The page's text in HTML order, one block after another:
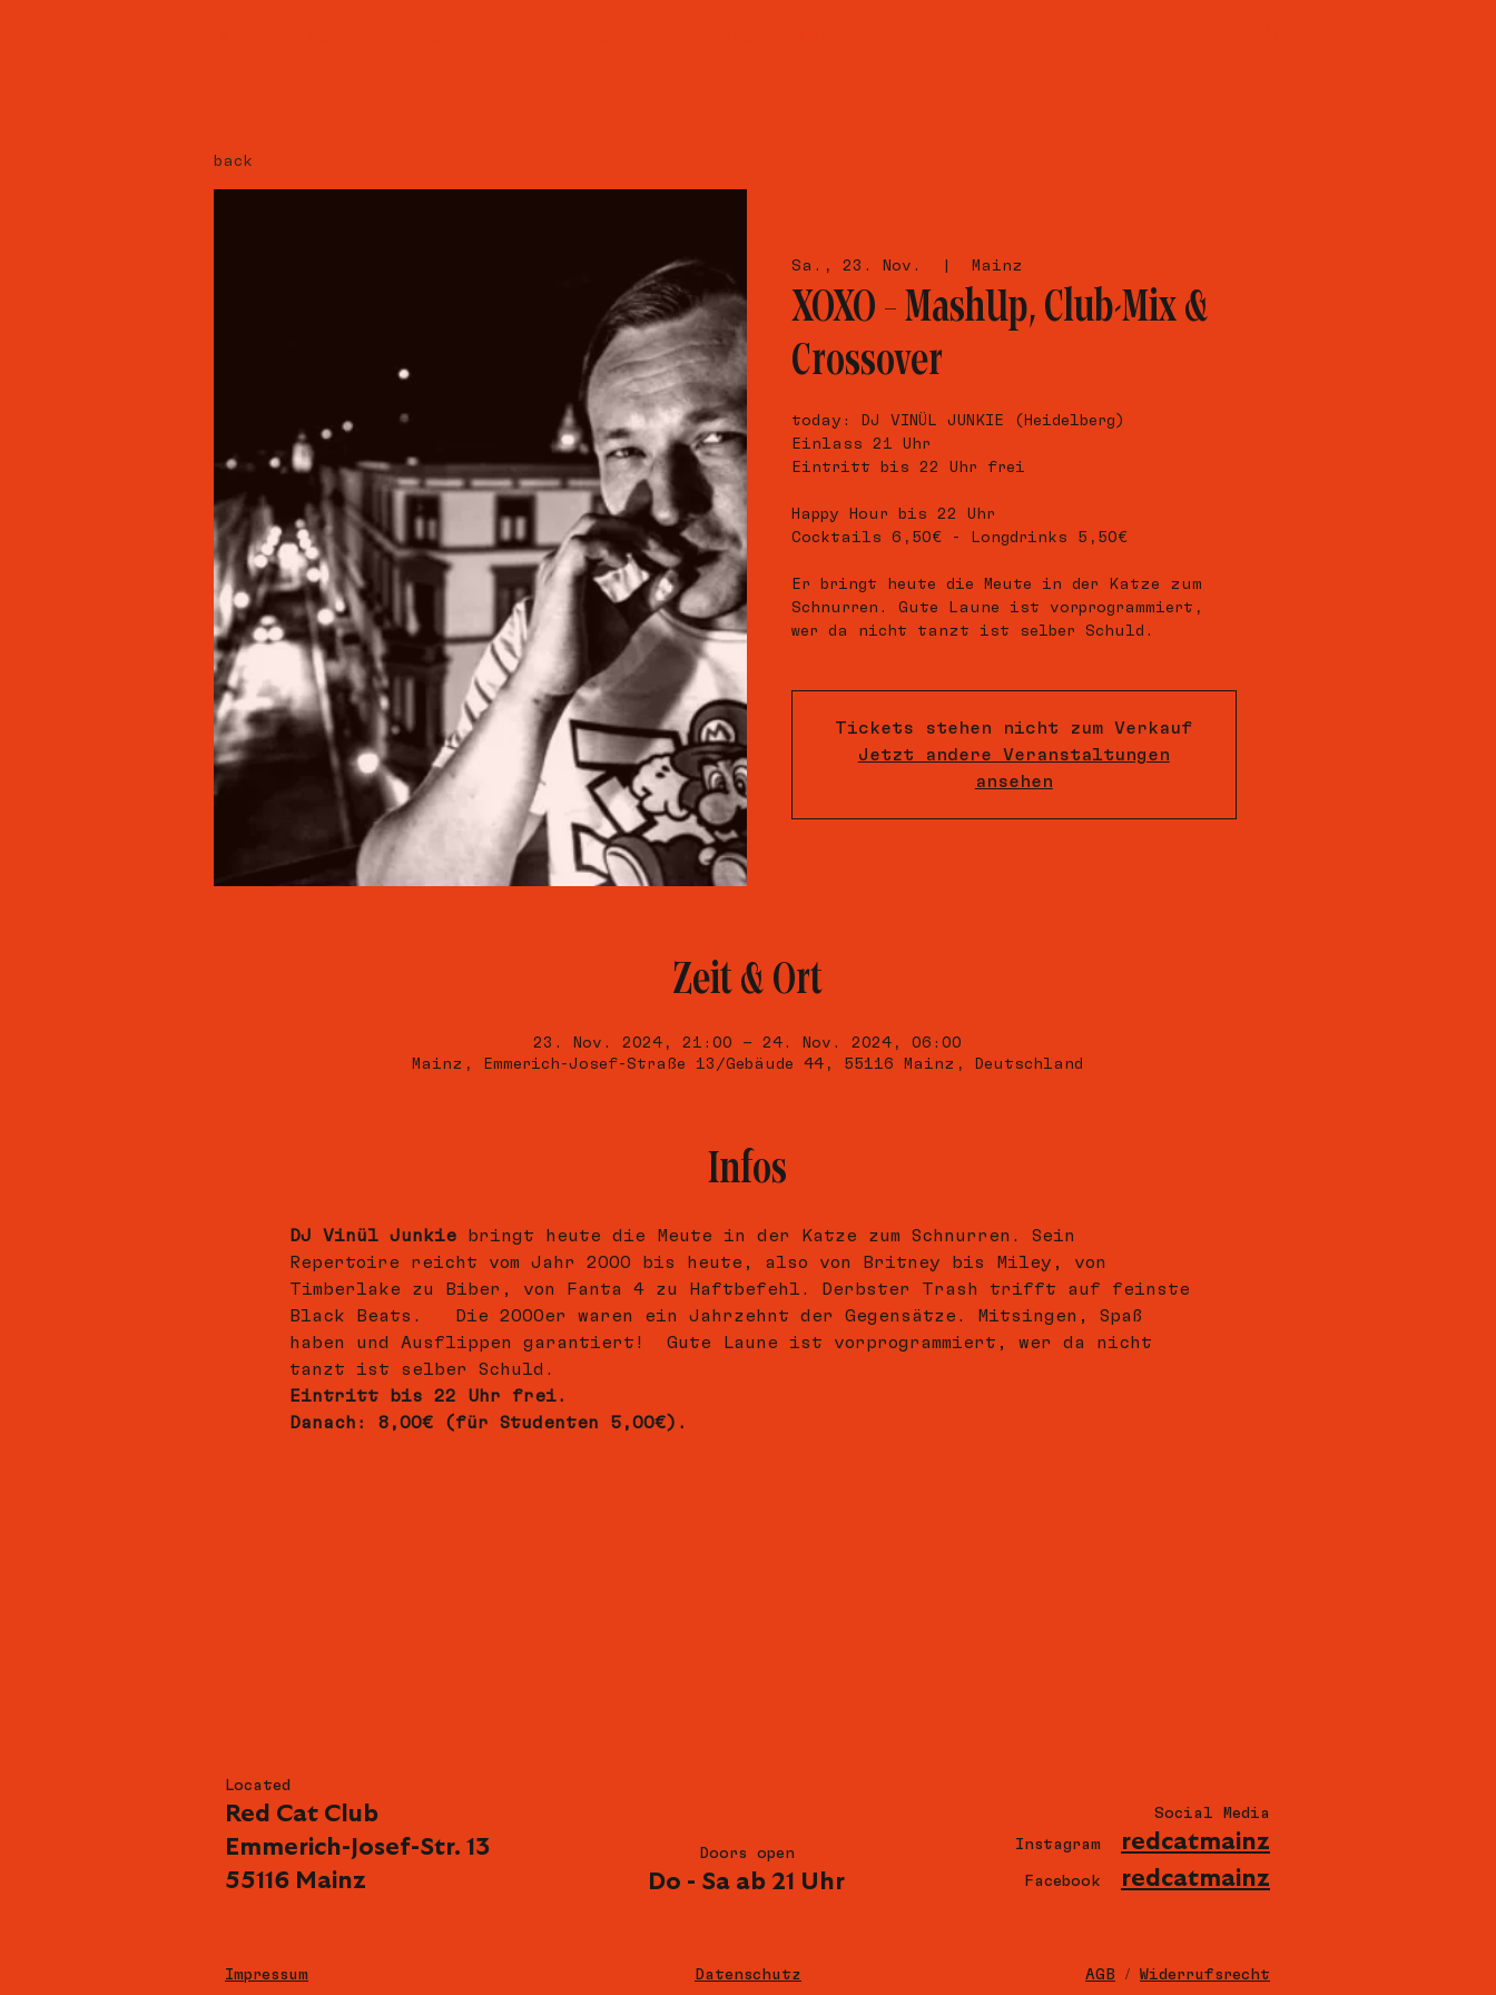
back
Sa., 23. Nov. Mainz
XOXO – MashUp, Club-Mix &
Crossover
today: DJ VINÜL JUNKIE (Heidelberg)
Einlass 21 Uhr
Eintritt bis 22 Uhr frei
Happy Hour bis 22 Uhr
Cocktails 6,50€ - Longdrinks 5,50€
Er bringt heute die Meute in der Katze zum
Schnurren. Gute Laune ist vorprogrammiert,
wer da nicht tanzt ist selber Schuld.
Tickets stehen nicht zum Verkauf
Jetzt andere Veranstaltungen
ansehen
Zeit & Ort
23. Nov. 2024, 21:00 – 24. Nov. 2024, 06:00
Mainz, Emmerich-Josef-Straße 13/Gebäude 44, 55116 Mainz, Deutschland
Infos
DJ Vinül Junkie bringt heute die Meute in der Katze zum Schnurren. Sein
Repertoire reicht vom Jahr 2000 bis heute, also von Britney bis Miley, von
Timberlake zu Biber, von Fanta 4 zu Haftbefehl. Derbster Trash trifft auf feinste
Black Beats.   Die 2000er waren ein Jahrzehnt der Gegensätze. Mitsingen, Spaß
haben und Ausflippen garantiert!  Gute Laune ist vorprogrammiert, wer da nicht
tanzt ist selber Schuld.
Eintritt bis 22 Uhr frei.
Danach: 8,00€ (für Studenten 5,00€).
Located
Red Cat Club
Emmerich-Josef-Str. 13
55116 Mainz
Doors open
Do - Sa ab 21 Uhr
Social Media
Instagram
redcatmainz
Facebook redcatmainz
Impressum Datenschutz AGB / Widerrufsrecht